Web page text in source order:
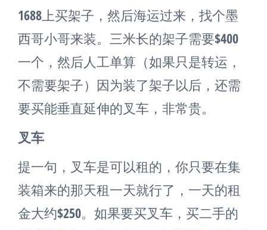
1688上买架子，然后海运过来，找个墨
西哥小哥来装。三米长的架子需要$400
一个，然后人工单算（如果只是转运，
不需要架子）因为装了架子以后，还需
要买能垂直延伸的叉车，非常贵。
叉车
提一句，叉车是可以租的，你只要在集
装箱来的那天租一天就行了，一天的租
金大约$250。如果要买叉车，买二手的